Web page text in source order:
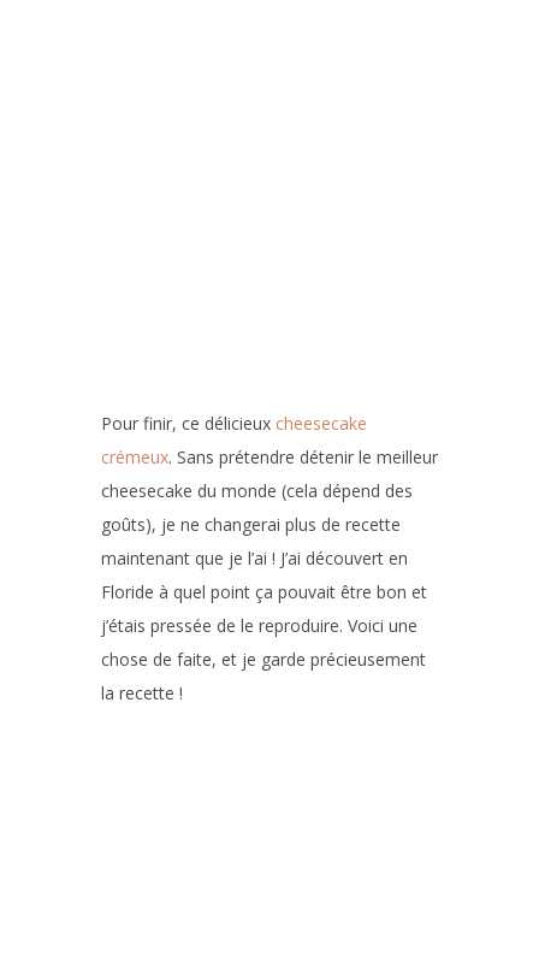
Pour finir, ce délicieux cheesecake
crémeux. Sans prétendre détenir le meilleur
cheesecake du monde (cela dépend des
goûts), je ne changerai plus de recette
maintenant que je l’ai ! J’ai découvert en
Floride à quel point ça pouvait être bon et
j’étais pressée de le reproduire. Voici une
chose de faite, et je garde précieusement
la recette !